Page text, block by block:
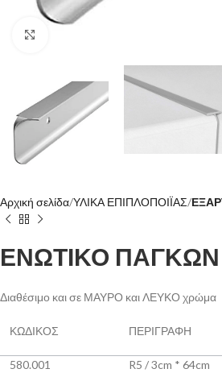
Αρχική σελίδα ΥΛΙΚΑ ΕΠΙΠΛΟΠΟΙΪΑΣ
ΕΝΩΤΙΚΟ ΠΑΓΚΩΝ
Διαθέσιμο και σε ΜΑΥΡΟ και ΛΕΥΚΟ χρώμα
ΚΩΔΙΚΟΣ ΠΕΡΙΓΡΑΦΗ
580.001 R5 / 3cm * 64cm